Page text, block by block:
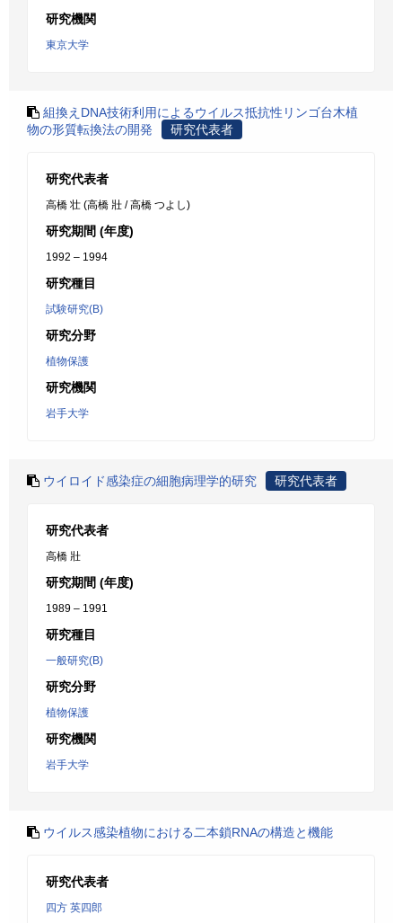
研究機関
東京大学
組換えDNA技術利用によるウイルス抵抗性リンゴ台木植
物の形質転換法の開発
研究代表者
研究代表者
高橋 壮 (高橋 壯 / 高橋 つよし)
研究期間 (年度)
1992 – 1994
研究種目
試験研究(B)
研究分野
植物保護
研究機関
岩手大学
ウイロイド感染症の細胞病理学的研究 研究代表者
研究代表者
高橋 壯
研究期間 (年度)
1989 – 1991
研究種目
一般研究(B)
研究分野
植物保護
研究機関
岩手大学
ウイルス感染植物における二本鎖RNAの構造と機能
研究代表者
四方 英四郎